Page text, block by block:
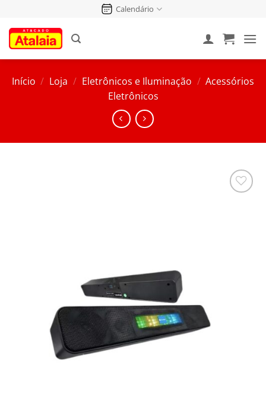
conteúdo
Calendário
Início / Loja / Eletrônicos e Iluminação / Acessórios
Eletrônicos